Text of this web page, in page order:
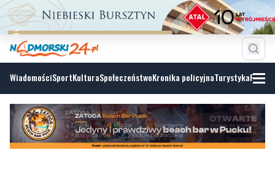
WiadomościSportKulturaSpołeczeństwoKronika policyjnaTurystyka
'Więcej emocji, więcej wrażeń'. Przed